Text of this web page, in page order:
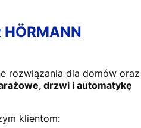
HÖRMANN
rozwiązania dla domów oraz
drzwi i automatykę
klientom: